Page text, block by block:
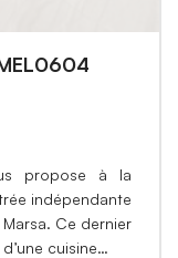
propose à la
indépendante
Ce dernier
cuisine…